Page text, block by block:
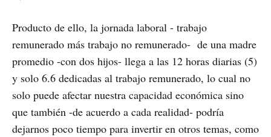
Producto de ello, la jornada laboral - trabajo
remunerado más trabajo no remunerado- de una madre
promedio -con dos hijos- llega a las 12 horas diarias (5)
y solo 6.6 dedicadas al trabajo remunerado, lo cual no
solo puede afectar nuestra capacidad económica sino
que también -de acuerdo a cada realidad- podría
dejarnos poco tiempo para invertir en otros temas, como